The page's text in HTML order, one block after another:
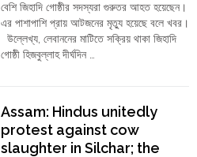
বেশি জিহাদি গোষ্ঠীর সদস্যরা গুরুতর আহত হয়েছেন।
এর পাশাপাশি প্রায় আটজনের মৃত্যু হয়েছে বলে খবর।
উল্লেখ্য, লেবাননের মাটিতে সক্রিয় থাকা জিহাদি
গোষ্ঠী হিজবুল্লাহ দীর্ঘদিন …
পকেটে
থাকা
ইলেকট্রনিক
Assam: Hindus unitedly
protest against cow
slaughter in Silchar; the